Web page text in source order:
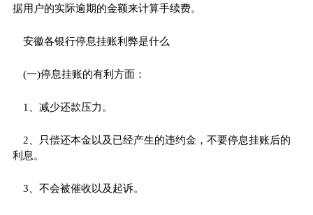
据用户的实际逾期的金额来计算手续费。
安徽各银行停息挂账利弊是什么
(一)停息挂账的有利方面：
1、减少还款压力。
2、只偿还本金以及已经产生的违约金，不要停息挂账后的
利息。
3、不会被催收以及起诉。